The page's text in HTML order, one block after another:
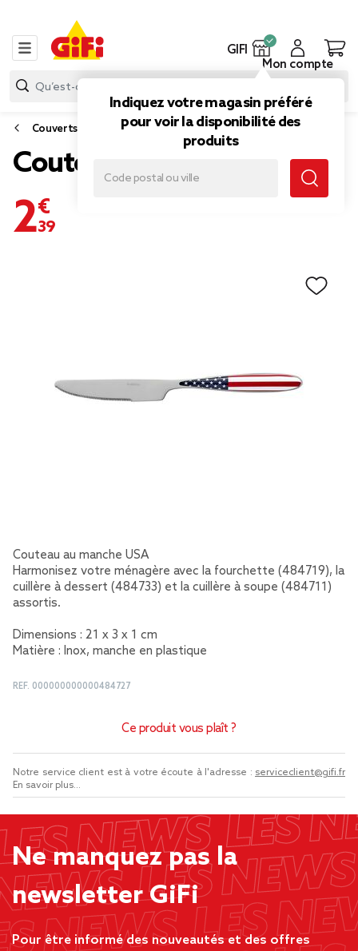
GIFI
Indiquez votre magasin préféré
pour voir la disponibilité des
produits
Mon compte
Couverts
Couteau USA
2,39 €
Couteau au manche USA
Harmonisez votre ménagère avec la fourchette (484719), la
cuillère à dessert (484733) et la cuillère à soupe (484711)
assortis.
Dimensions : 21 x 3 x 1 cm
Matière : Inox, manche en plastique
REF. 000000000000484727
Ce produit vous plaît ?
Notre service client est à votre écoute à l'adresse : serviceclient@gifi.fr
En savoir plus...
Ne manquez pas la
newsletter GiFi
Pour être informé des nouveautés et des offres